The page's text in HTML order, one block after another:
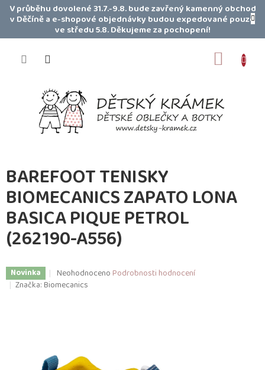
PřejítV průběhu dovolené 31.7.-9.8. bude zavřený kamenný obchod
v Děčíně a e-shopové objednávky budou expedované pouze
ve středu 5.8. Děkujeme za pochopení!
BAREFOOT TENISKY
BIOMECANICS ZAPATO LONA
BASICA PIQUE PETROL
(262190-A556)
Novinka
Průměrné
hodnocení
NeohodnocenoPodrobnosti hodnocení
Značka: Biomecanics